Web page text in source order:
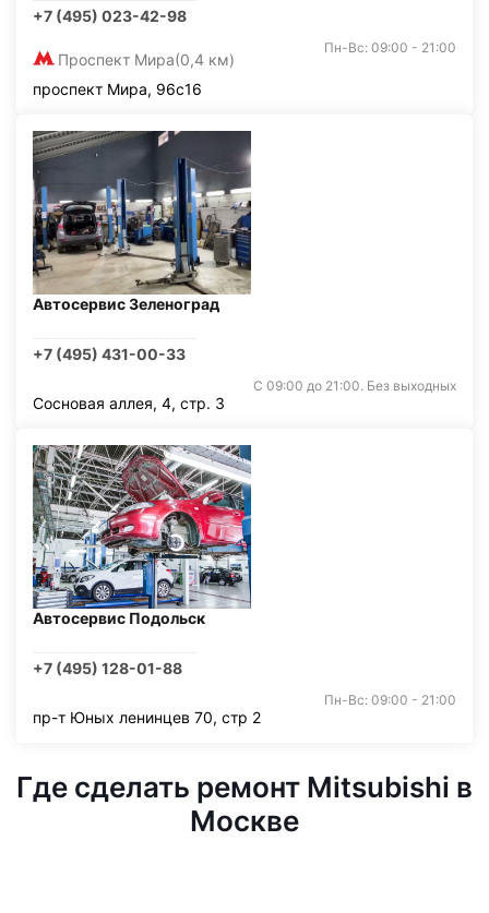
+7 (495) 023-42-98
Проспект Мира(0,4 км)
Пн-Вс: 09:00 - 21:00
проспект Мира, 96с16
Автосервис Зеленоград
+7 (495) 431-00-33
С 09:00 до 21:00. Без выходных
Сосновая аллея, 4, стр. 3
Автосервис Подольск
+7 (495) 128-01-88
Пн-Вс: 09:00 - 21:00
пр-т Юных ленинцев 70, стр 2
Где сделать ремонт Mitsubishi в
Москве